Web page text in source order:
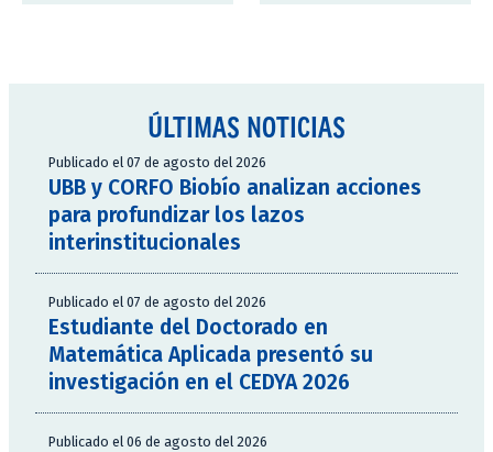
ÚLTIMAS NOTICIAS
Publicado el 07 de agosto del 2026
UBB y CORFO Biobío analizan acciones
para profundizar los lazos
interinstitucionales
Publicado el 07 de agosto del 2026
Estudiante del Doctorado en
Matemática Aplicada presentó su
investigación en el CEDYA 2026
Publicado el 06 de agosto del 2026